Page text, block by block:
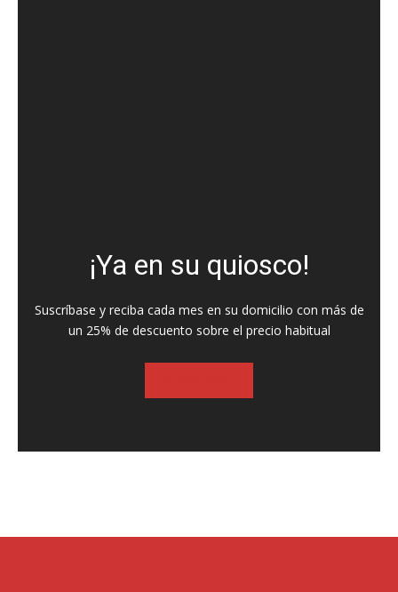
¡Ya en su quiosco!
Suscríbase y reciba cada mes en su domicilio con más de
un 25% de descuento sobre el precio habitual